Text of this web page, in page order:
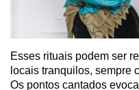
Esses rituais podem ser
locais tranquilos, sempre
Os pontos cantados